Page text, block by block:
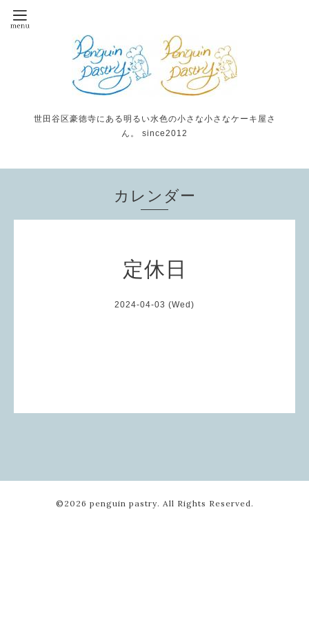
世田谷区豪徳寺にある明るい水色の小さな小さなケーキ屋さ
ん。 since2012
カレンダー
定休日
2024-04-03 (Wed)
©2026 penguin pastry. All Rights Reserved.